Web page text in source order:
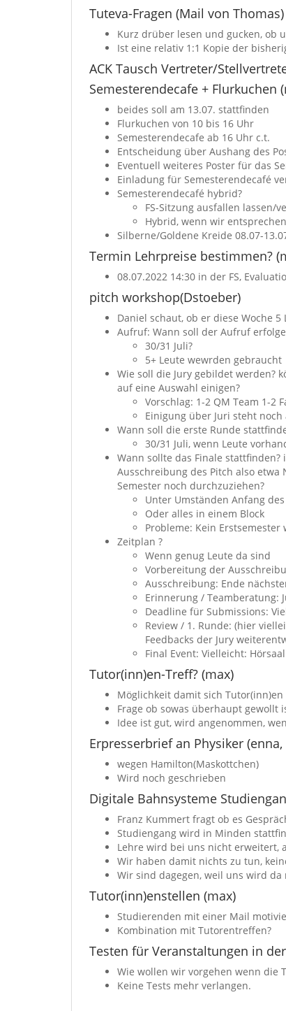
Tuteva-Fragen (Mail von Thomas)
Kurz drüber lesen und gucken, ob
Ist eine relativ 1:1 Kopie der
ACK Tausch Vertreter/
Semesterendecafe + Flurkuchen
beides soll am 13.07. stattfinden
Flurkuchen von 10 bis 16 Uhr
Semesterendecafe ab 16 Uhr c.t.
Entscheidung über Aushang des
Eventuell weiteres Poster für das
Einladung für Semesterendecafé
Semesterendecafé hybrid?
FS-Sitzung ausfallen lassen/
Hybrid, wenn wir
Silberne/Goldene Kreide 08.07-
Termin Lehrpreise bestimmen?
08.07.2022 14:30 in der FS,
pitch workshop(Dstoeber)
Daniel schaut, ob er diese Woche
Aufruf: Wann soll der Aufruf
30/31 Juli?
5+ Leute wewrden gebraucht
Wie soll die Jury gebildet werden?
auf eine Auswahl einigen?
Vorschlag: 1-2 QM Team 1-2
Einigung über Juri steht noch
Wann soll die erste Runde
30/31 Juli, wenn Leute
Wann sollte das Finale
Ausschreibung des Pitch also
Semester noch durchzuziehen?
Unter Umständen Anfang
Oder alles in einem Block
Probleme: Kein
Zeitplan ?
Wenn genug Leute da sind
Vorbereitung der
Ausschreibung: Ende
Erinnerung / Teamberatung:
Deadline für Submissions:
Review / 1. Runde: (hier
Feedbacks der Jury
Final Event: Vielleicht:
Tutor(inn)en-Treff? (max)
Möglichkeit damit sich
Frage ob sowas überhaupt gewollt
Idee ist gut, wird angenommen,
Erpresserbrief an Physiker
wegen Hamilton(Maskottchen)
Wird noch geschrieben
Digitale Bahnsysteme
Franz Kummert fragt ob es
Studiengang wird in Minden
Lehre wird bei uns nicht erweitert,
Wir haben damit nichts zu tun,
Wir sind dagegen, weil uns wird
Tutor(inn)enstellen (max)
Studierenden mit einer Mail
Kombination mit Tutorentreffen?
Testen für Veranstaltungen in
Wie wollen wir vorgehen wenn die
Keine Tests mehr verlangen.